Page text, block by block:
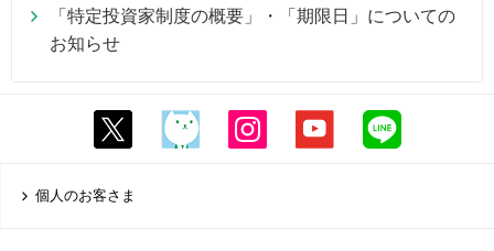
「特定投資家制度の概要」・「期限日」についての
お知らせ
個人のお客さま